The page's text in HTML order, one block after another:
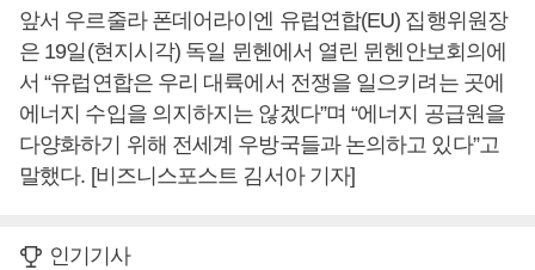
앞서 우르줄라 폰데어라이엔 유럽연합(EU) 집행위원장
은 19일(현지시각) 독일 뮌헨에서 열린 뮌헨안보회의에
서 “유럽연합은 우리 대륙에서 전쟁을 일으키려는 곳에
에너지 수입을 의지하지는 않겠다”며 “에너지 공급원을
다양화하기 위해 전세계 우방국들과 논의하고 있다”고
말했다. [비즈니스포스트 김서아 기자]
인기기사